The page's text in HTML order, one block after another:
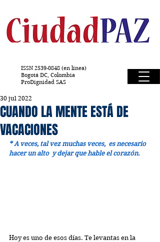
ISSN 2539-0848 (en línea)
Bogotá DC, Colombia
ProDignidad SAS
CUANDO LA MENTE ESTÁ DE
VACACIONES
30 jul 2022
* A veces, tal vez muchas veces,  es necesario
hacer un alto  y dejar que hable el corazón.
Hoy es uno de esos días. Te levantas en la